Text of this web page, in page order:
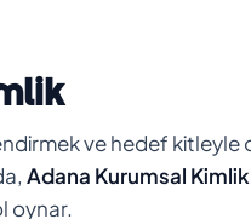
ve hedef kitleyle
Adana Kurumsal Kimlik
oynar.